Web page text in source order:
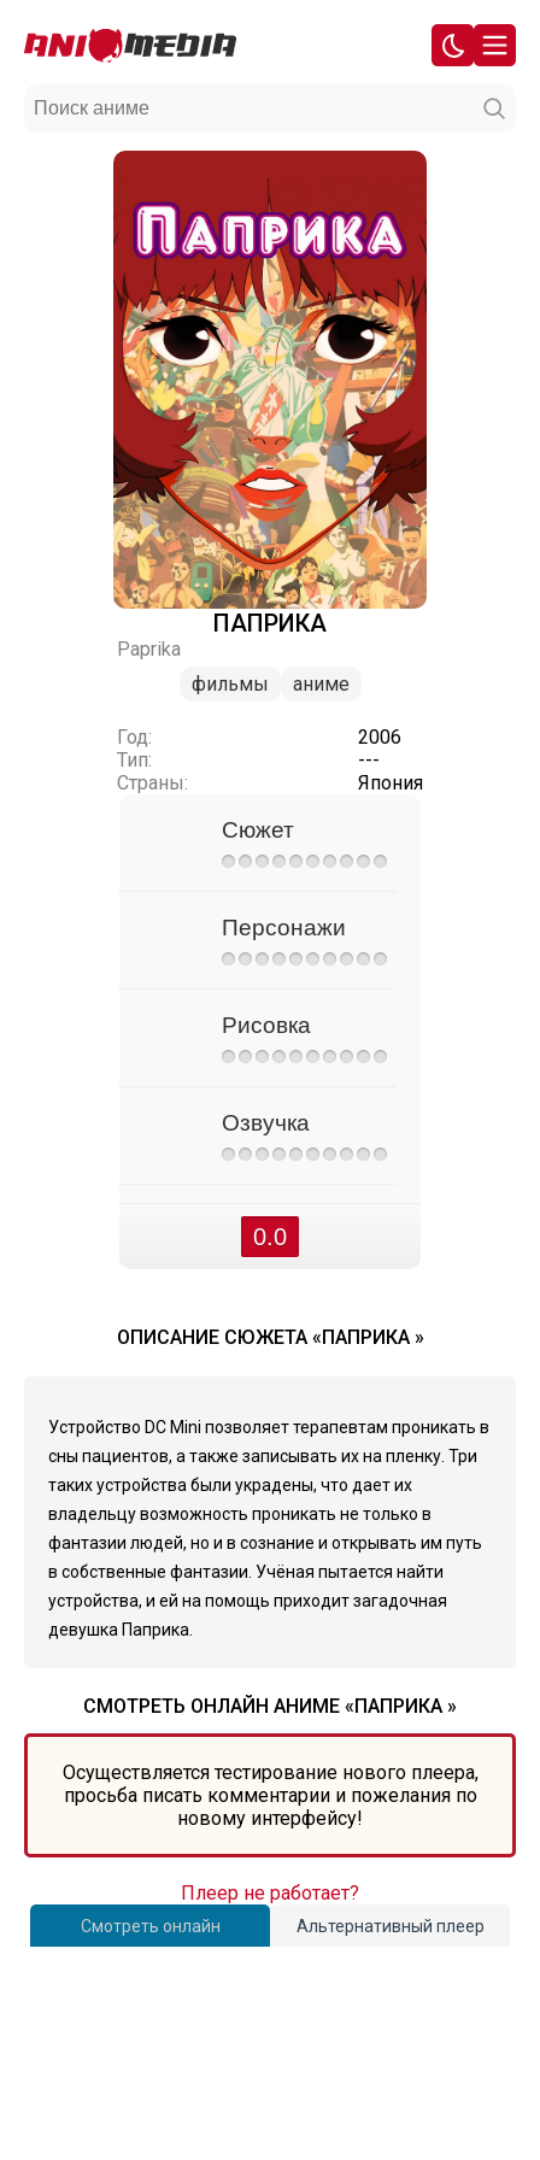
ПАПРИКА
Paprika
фильмы
аниме
Год:
2006
Тип:
---
Страны:
Япония
Сюжет
Персонажи
Рисовка
Озвучка
0.0
ОПИСАНИЕ СЮЖЕТА «ПАПРИКА »
Устройство DC Mini позволяет терапевтам проникать в
сны пациентов, а также записывать их на пленку. Три
таких устройства были украдены, что дает их
владельцу возможность проникать не только в
фантазии людей, но и в сознание и открывать им путь
в собственные фантазии. Учёная пытается найти
устройства, и ей на помощь приходит загадочная
девушка Паприка.
СМОТРЕТЬ ОНЛАЙН АНИМЕ «ПАПРИКА »
Осуществляется тестирование нового плеера,
просьба писать комментарии и пожелания по
новому интерфейсу!
Смотреть онлайн Альтернативный плеер
Плеер не работает?